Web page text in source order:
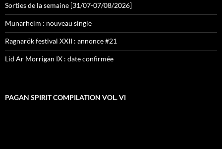
Sorties de la semaine [31/07-07/08/2026]
Munarheim : nouveau single
Ragnarök festival XXII : annonce #21
Lid Ar Morrigan IX : date confirmée
PAGAN SPIRIT COMPILATION VOL. VI